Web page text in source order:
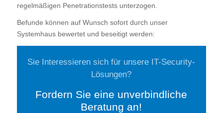
regelmäßigen Penetrationstests unterzogen.
Befunde können auf Wunsch sofort durch unser
Systemhaus bewertet und beseitigt werden:
Sie Interessieren sich für unsere IT-Security-
Lösungen?
Fordern Sie eine unverbindliche
Beratung an!